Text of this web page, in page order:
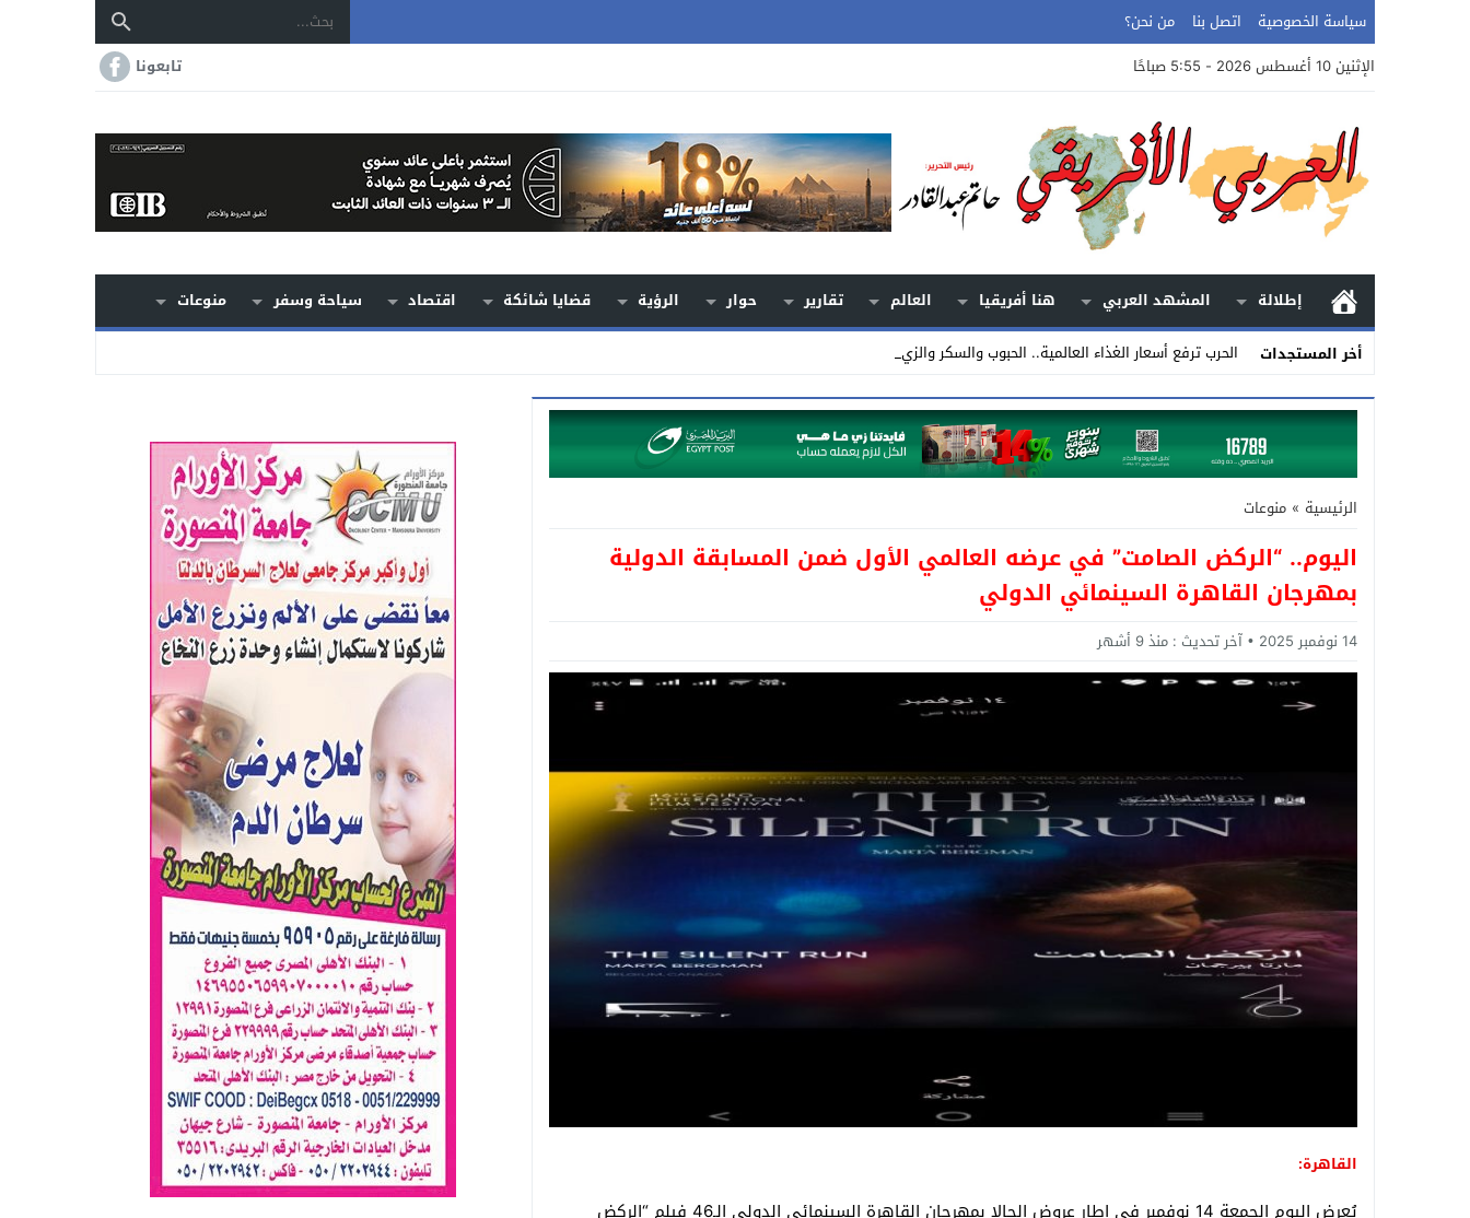
سياسة الخصوصية اتصل بنا
من نحن؟
الإثنين 10 أغسطس 2026 - 5:55 صباحًا
تابعونا
إطلالة المشهد العربي هنا أفريقيا العالم تقارير حوار الرؤية قضايا شائكة اقتصاد سياحة وسفر
منوعات
أخر المستجدات
الحرب ترفع أسعار الغذاء العالمية.. الحبوب والسكر والزيوت تقود م _
Stop
Previous
Next
الرئيسية » منوعات
اليوم.. “الركض الصامت” في عرضه العالمي الأول ضمن المسابقة الدولية
بمهرجان القاهرة السينمائي الدولي
14 نوفمبر 2025 آخر تحديث : منذ 9 أشهر
القاهرة:
يُعرض اليوم الجمعة 14 نوفمبر في إطار عروض الجالا بمهرجان القاهرة السينمائي الدولي الـ46 فيلم “الركض